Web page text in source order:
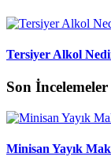
Tersiyer Alkol
Son İncelemeler
Minisan Yayık